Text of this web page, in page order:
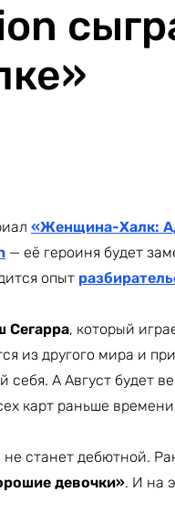
«Женщина-Халк:
— её героиня будет
опыт
Сегарра, который
из другого мира и
А Август будет
карт раньше
станет дебютной.
девочки». И на